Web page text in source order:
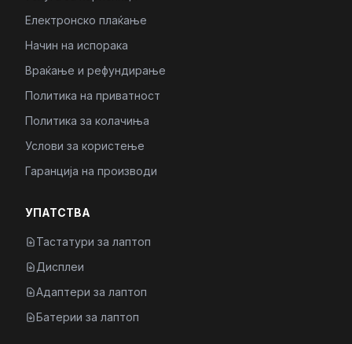
Електронско плаќање
Начин на испорака
Враќање и рефундирање
Политика на приватност
Политика за колачиња
Услови за користење
Гаранција на производи
УПАТСТВА
Тастатури за лаптоп
Дисплеи
Адаптери за лаптоп
Батерии за лаптоп